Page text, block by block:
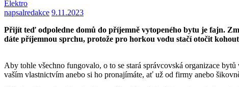
Elektro
napsalredakce 9.11.2023
Přijít teď odpoledne domů do příjemně vytopeného bytu je fajn.
dáte příjemnou sprchu, protože pro horkou vodu stačí otočit
Aby tohle všechno fungovalo, o to se stará správcovská organizace
vaším vlastnictvím anebo si ho pronajímáte, ať už od firmy anebo